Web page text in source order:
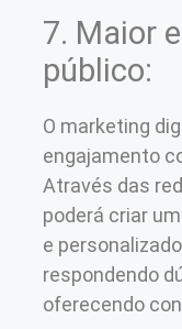
7. Maior
público:
O marketing
engajamento
Através das
poderá criar
e
respondendo
oferecendo